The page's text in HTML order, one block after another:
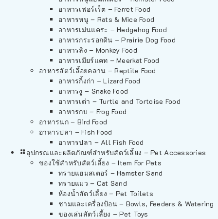
อาหารเฟอร์เร็ต – Ferret Food
อาหารหนู – Rats & Mice Food
อาหารเม่นแคระ – Hedgehog Food
อาหารกระรอกดิน – Prairie Dog Food
อาหารลิง – Monkey Food
อาหารเมียร์แคท – Meerkat Food
อาหารสัตว์เลี้อยคลาน – Reptile Food
อาหารกิ้งก่า – Lizard Food
อาหารงู – Snake Food
อาหารเต่า – Turtle and Tortoise Food
อาหารกบ – Frog Food
อาหารนก – Bird Food
อาหารปลา – Fish Food
อาหารปลา – All Fish Food
อุปกรณและผลิตภัณฑ์สำหรับสัตว์เลี้ยง – Pet Accessories
ของใช้สำหรับสัตว์เลี้ยง – Item For Pets
ทรายแฮมสเตอร์ – Hamster Sand
ทรายแมว – Cat Sand
ห้องน้ำสัตว์เลี้ยง – Pet Toilets
ชามและเครื่องป้อน – Bowls, Feeders & Watering
ของเล่นสัตว์เลี้ยง – Pet Toys